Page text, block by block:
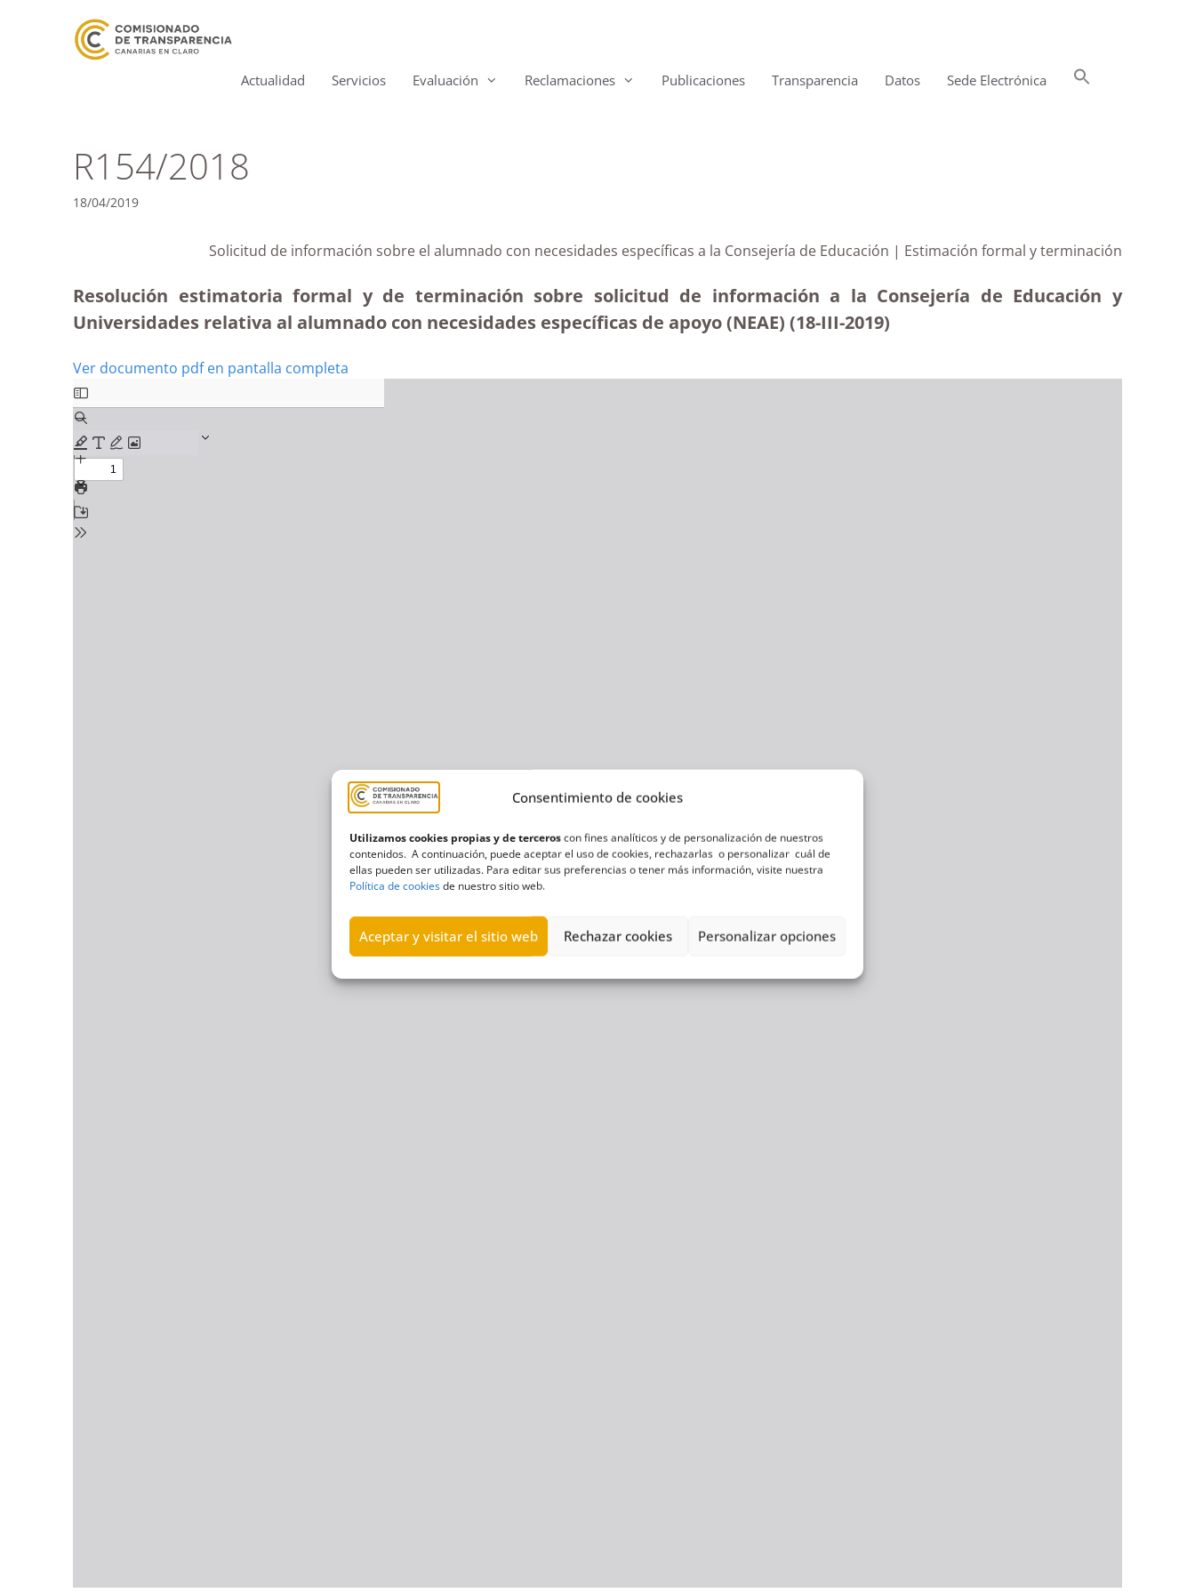
Consentimiento de cookies
Utilizamos cookies propias y de terceroscon fines analíticos y de personalización de nuestros
contenidos. A continuación, puede aceptar el uso de cookies, rechazarlas o personalizar cuál de
ellas pueden ser utilizadas. Para editar sus preferencias o tener más información, visite nuestra
Política de cookiesde nuestro sitio web.
Aceptar y visitar el sitio web Rechazar cookies Personalizar opciones
Actualidad Servicios Evaluación Reclamaciones Publicaciones Transparencia Datos Sede Electrónica
R154/2018
18/04/2019
Solicitud de información sobre el alumnado con necesidades específicas a la Consejería de Educación | Estimación formal y terminación
Resolución estimatoria formal y de terminación sobre solicitud de información a la Consejería de Educación y
Universidades relativa al alumnado con necesidades específicas de apoyo (NEAE) (18-III-2019)
Ver documento pdf en pantalla completa